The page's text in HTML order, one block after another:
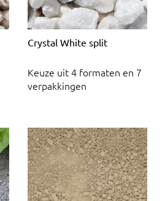
Crystal White split
Keuze uit 4 formaten en 7
verpakkingen